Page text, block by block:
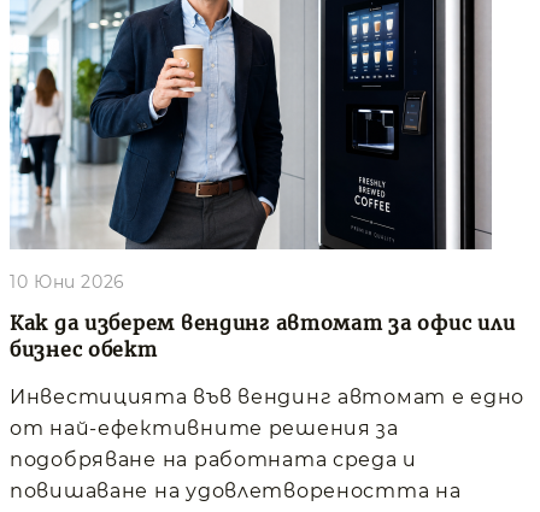
Как да изберем вендинг автомат за офис или
бизнес обект
10 Юни 2026
Инвестицията във вендинг автомат е едно
от най-ефективните решения за
подобряване на работната среда и
повишаване на удовлетвореността на